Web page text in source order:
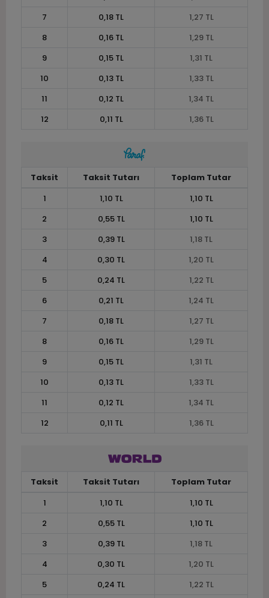
7
0,18 TL
1,27 TL
8
0,16 TL
1,29 TL
9
0,15 TL
1,31 TL
10
0,13 TL
1,33 TL
11
0,12 TL
1,34 TL
12
0,11 TL 1,36 TL
Taksit Taksit Tutarı
Toplam Tutar
1
1,10 TL
1,10 TL
2
0,55 TL
1,10 TL
3
0,39 TL
1,18 TL
4
0,30 TL
1,20 TL
5
0,24 TL
1,22 TL
6
0,21 TL
1,24 TL
7
0,18 TL
1,27 TL
8
0,16 TL
1,29 TL
9
0,15 TL
1,31 TL
10
0,13 TL
1,33 TL
11
0,12 TL
1,34 TL
12
0,11 TL 1,36 TL
Taksit Taksit Tutarı
Toplam Tutar
1
1,10 TL
1,10 TL
2
0,55 TL
1,10 TL
3
0,39 TL
1,18 TL
4
0,30 TL
1,20 TL
5
0,24 TL
1,22 TL